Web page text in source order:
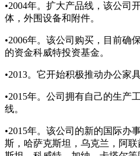
•2004年。扩大产品线，该公司
体，外围设备和附件。
•2006年。该公司购买，目前确
的资金科威特投资基金。
•2013。它开始积极推动办公家
•2015年。公司拥有自己的生产
线。
•2015年。该公司的新的国际办
斯，哈萨克斯坦，乌克兰，阿